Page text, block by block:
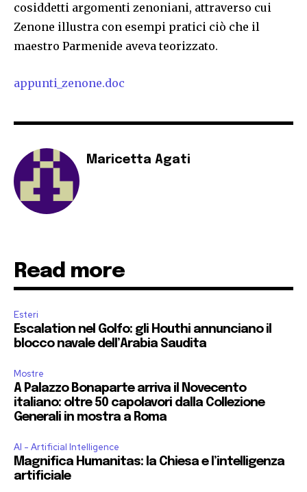
cosiddetti argomenti zenoniani, attraverso cui
Zenone illustra con esempi pratici ciò che il
maestro Parmenide aveva teorizzato.
appunti_zenone.doc
Maricetta Agati
Read more
Esteri
Escalation nel Golfo: gli Houthi annunciano il
blocco navale dell’Arabia Saudita
Mostre
A Palazzo Bonaparte arriva il Novecento
italiano: oltre 50 capolavori dalla Collezione
Generali in mostra a Roma
AI - Artificial Intelligence
Magnifica Humanitas: la Chiesa e l’intelligenza
artificiale